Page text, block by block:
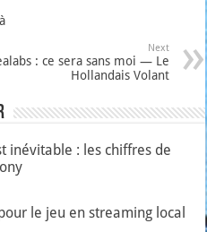
Next
: ce sera sans moi — Le
Hollandais Volant
inévitable : les chiffres de
le jeu en streaming local